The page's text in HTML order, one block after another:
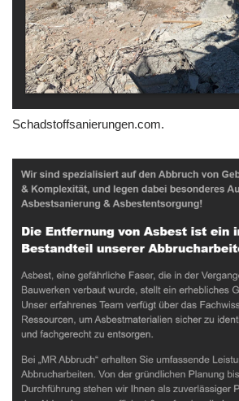
Schadstoffsanierungen.com.